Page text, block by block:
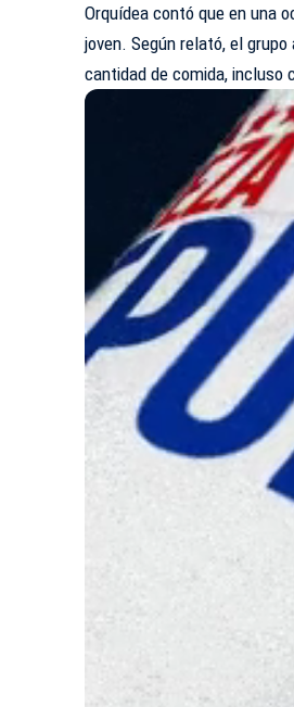
Orquídea contó que en una
joven. Según relató, el
cantidad de comida, incluso